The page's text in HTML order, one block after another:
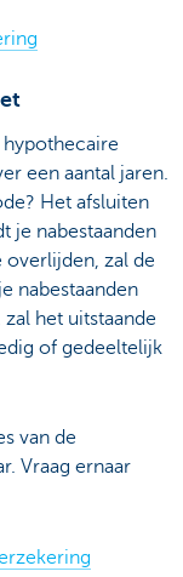
hypothecaire
een aantal jaren.
Het afsluiten
je nabestaanden
zal de
nabestaanden
het uitstaande
of gedeeltelijk
van de
Vraag ernaar